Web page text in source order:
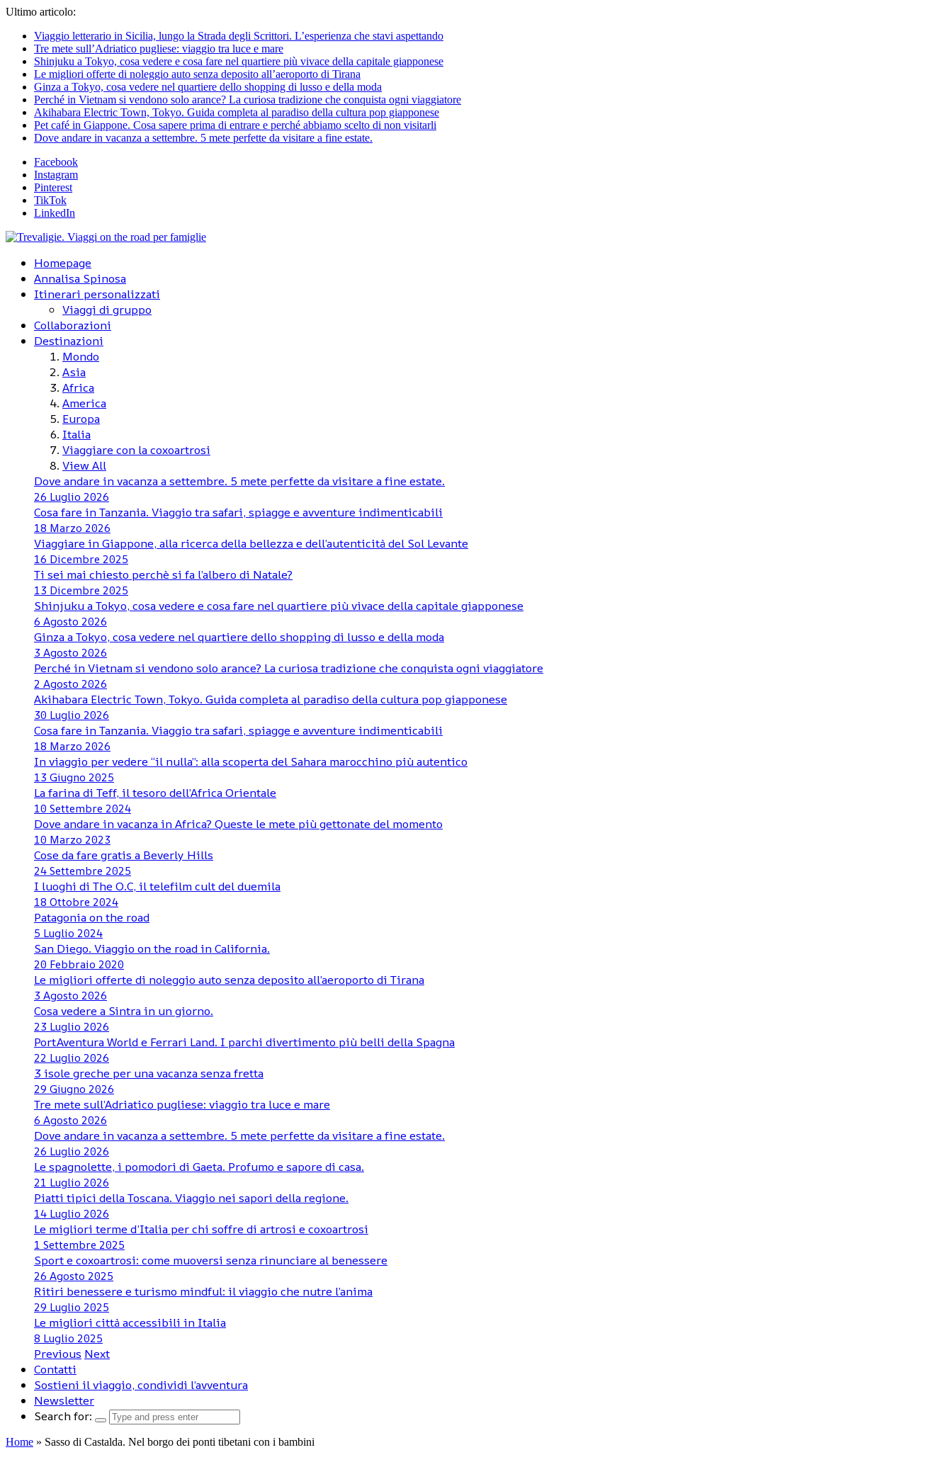
Ultimo articolo:
Viaggio letterario in Sicilia, lungo la Strada degli Scrittori. L’esperienza che stavi aspettando
Tre mete sull’Adriatico pugliese: viaggio tra luce e mare
Shinjuku a Tokyo, cosa vedere e cosa fare nel quartiere più vivace della capitale giapponese
Le migliori offerte di noleggio auto senza deposito all’aeroporto di Tirana
Ginza a Tokyo, cosa vedere nel quartiere dello shopping di lusso e della moda
Perché in Vietnam si vendono solo arance? La curiosa tradizione che conquista ogni viaggiatore
Akihabara Electric Town, Tokyo. Guida completa al paradiso della cultura pop giapponese
Pet café in Giappone. Cosa sapere prima di entrare e perché abbiamo scelto di non visitarli
Dove andare in vacanza a settembre. 5 mete perfette da visitare a fine estate.
Facebook
Instagram
Pinterest
TikTok
LinkedIn
Homepage
Annalisa Spinosa
Itinerari personalizzati
Viaggi di gruppo
Collaborazioni
Destinazioni
Mondo
Asia
Africa
America
Europa
Italia
Viaggiare con la coxoartrosi
View All
Dove andare in vacanza a settembre. 5 mete perfette da visitare a fine estate.
26 Luglio 2026
Cosa fare in Tanzania. Viaggio tra safari, spiagge e avventure indimenticabili
18 Marzo 2026
Viaggiare in Giappone, alla ricerca della bellezza e dell’autenticità del Sol Levante
16 Dicembre 2025
Ti sei mai chiesto perchè si fa l’albero di Natale?
13 Dicembre 2025
Shinjuku a Tokyo, cosa vedere e cosa fare nel quartiere più vivace della capitale giapponese
6 Agosto 2026
Ginza a Tokyo, cosa vedere nel quartiere dello shopping di lusso e della moda
3 Agosto 2026
Perché in Vietnam si vendono solo arance? La curiosa tradizione che conquista ogni viaggiatore
2 Agosto 2026
Akihabara Electric Town, Tokyo. Guida completa al paradiso della cultura pop giapponese
30 Luglio 2026
Cosa fare in Tanzania. Viaggio tra safari, spiagge e avventure indimenticabili
18 Marzo 2026
In viaggio per vedere “il nulla”: alla scoperta del Sahara marocchino più autentico
13 Giugno 2025
La farina di Teff, il tesoro dell’Africa Orientale
10 Settembre 2024
Dove andare in vacanza in Africa? Queste le mete più gettonate del momento
10 Marzo 2023
Cose da fare gratis a Beverly Hills
24 Settembre 2025
I luoghi di The O.C, il telefilm cult del duemila
18 Ottobre 2024
Patagonia on the road
5 Luglio 2024
San Diego. Viaggio on the road in California.
20 Febbraio 2020
Le migliori offerte di noleggio auto senza deposito all’aeroporto di Tirana
3 Agosto 2026
Cosa vedere a Sintra in un giorno.
23 Luglio 2026
PortAventura World e Ferrari Land. I parchi divertimento più belli della Spagna
22 Luglio 2026
3 isole greche per una vacanza senza fretta
29 Giugno 2026
Tre mete sull’Adriatico pugliese: viaggio tra luce e mare
6 Agosto 2026
Dove andare in vacanza a settembre. 5 mete perfette da visitare a fine estate.
26 Luglio 2026
Le spagnolette, i pomodori di Gaeta. Profumo e sapore di casa.
21 Luglio 2026
Piatti tipici della Toscana. Viaggio nei sapori della regione.
14 Luglio 2026
Le migliori terme d’Italia per chi soffre di artrosi e coxoartrosi
1 Settembre 2025
Sport e coxoartrosi: come muoversi senza rinunciare al benessere
26 Agosto 2025
Ritiri benessere e turismo mindful: il viaggio che nutre l’anima
29 Luglio 2025
Le migliori città accessibili in Italia
8 Luglio 2025
Previous Next
Contatti
Sostieni il viaggio, condividi l’avventura
Newsletter
Search for:
Home » Sasso di Castalda. Nel borgo dei ponti tibetani con i bambini